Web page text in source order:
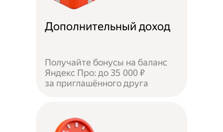
Дополнительный доход
Получайте бонусы на баланс
Яндекс Про: до 35 000 ₽
за приглашённого друга